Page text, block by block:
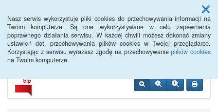
Nasz serwis wykorzystuje pliki cookies do przechowywania informacji na
Twoim komputerze. Są one wykorzystywane w celu zapewnienia
poprawnego działania serwisu. W każdej chwili możesz dokonać zmiany
ustawień dot. przechowywania plików cookies w Twojej przeglądarce.
Korzystając z serwisu wyrażasz zgodę na przechowywanieplików cookies
na Twoim komputerze.
Menu